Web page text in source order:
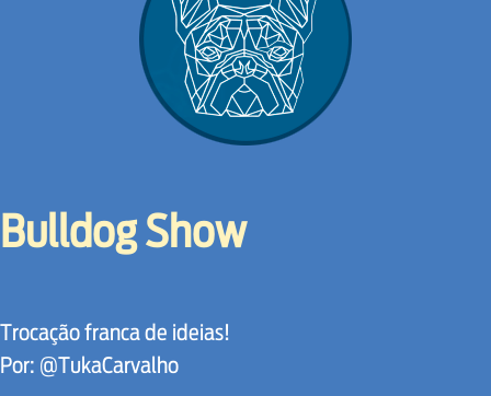
Bulldog Show
Trocação franca de ideias!
Por: @TukaCarvalho